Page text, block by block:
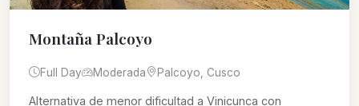
Montaña Palcoyo
Full Day Moderada Palcoyo, Cusco
Alternativa de menor dificultad a Vinicunca con